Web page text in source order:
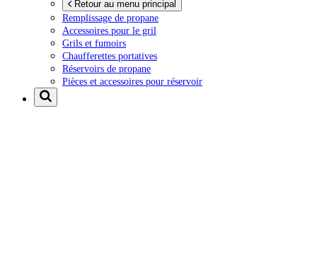
Retour au menu principal
Remplissage de propane
Accessoires pour le gril
Grils et fumoirs
Chaufferettes portatives
Réservoirs de propane
Pièces et accessoires pour réservoir